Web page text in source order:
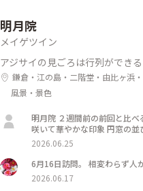
明月院
メイゲツイン
アジサイの見ごろは行列ができ
鎌倉・江の島・二階堂・由比ヶ浜
風景・景色
明月院 ２週間前の前回と比べるとだいぶ褪せてきていましたがまだ充分楽しめました 西洋あじさいが色とりどりに
咲いて華やかな印象 円窓の
2026.06.25
6月16日訪問。 相変わらず人
2026.06.17